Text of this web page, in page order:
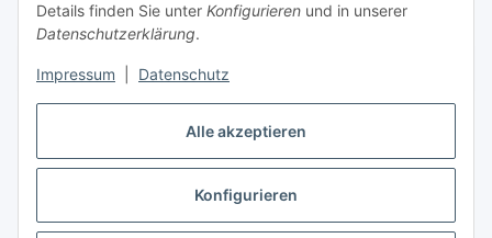
Alle akzeptieren
Konfigurieren
Details finden Sie unter Konfigurieren und in unserer
Datenschutzerklärung.
Impressum Datenschutz
Vertrag widerrufen
* Alle Preise inkl. gesetzlicher USt., ** siehe Lieferbedingungen, zzgl.
Versand